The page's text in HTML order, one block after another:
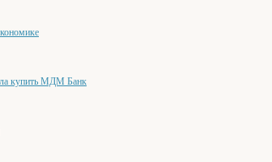
купить МДМ Банк